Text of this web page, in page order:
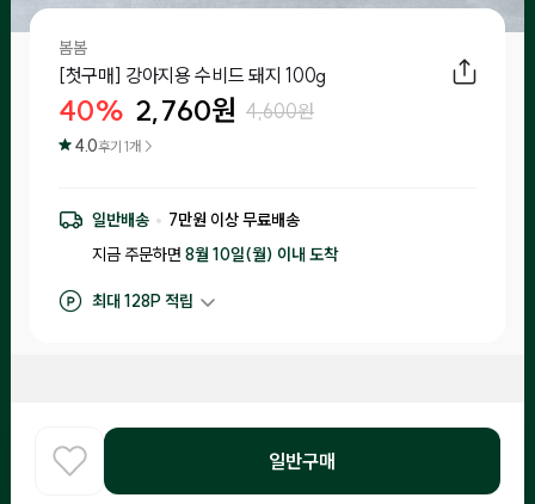
봄봄
[첫구매] 강아지용 수비드 돼지 100g
40% 2,760원 4,600원
4.0후기 1개 >
일반배송 7만원 이상 무료배송
지금 주문하면 8월 10일(월) 이내 도착
최대128P 적립
후기 1
홈
일반구매